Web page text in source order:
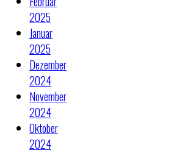
2025
Januar
2025
Dezember
2024
November
2024
Oktober
2024